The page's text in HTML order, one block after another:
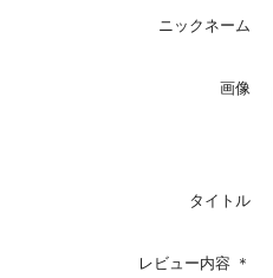
ニックネーム
画像
タイトル
レビュー内容 ＊